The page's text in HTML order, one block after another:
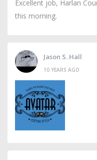
Excellent job, Harlan
this morning.
Jason S. Hall
10 YEARS AGO